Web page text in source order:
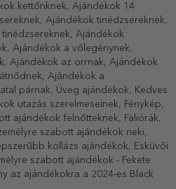
kettőnknek
Ajándékok 14
Ajándékok tinédzsereknek
Ajándékok
Ajándékok a vőlegénynek
Ajándékok az orrnak
Ajándékok
Ajándékok a
párnak Üveg ajándékok
Kedves
utazás szerelmeseinek Fénykép
ajándékok felnőtteknek Faliórák
szabott ajándékok neki
kollázs ajándékok
Esküvői
szabott ajándékok - Fekete
az ajándékokra a 2024-es Black